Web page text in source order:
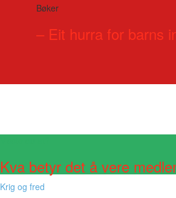
Bøker
– Eit hurra for barns
Kva betyr det å vere
Krig og fred